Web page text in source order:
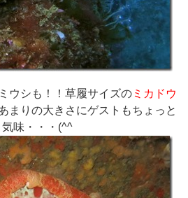
ウシも！！草履サイズの ミカドウ
まりの大きさにゲストもちょっと
味・・・(^^ゞ